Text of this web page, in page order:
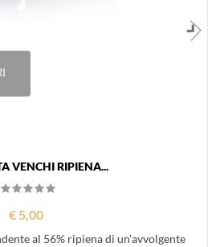
VENCHI RIPIENA...
€ 5,00
al 56% ripiena di un'avvolgente